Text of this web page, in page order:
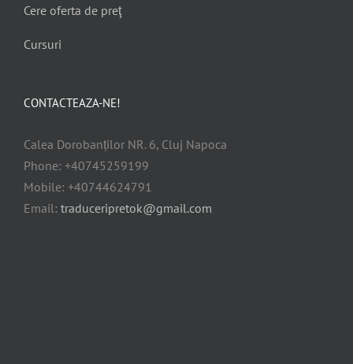
Cere oferta de preţ
Cursuri
CONTACTEAZA-NE!
Calea Dorobanților NR. 6, Cluj Napoca
Phone: +40745259199
Mobile: +40744624791
Email: traduceripretok@gmail.com